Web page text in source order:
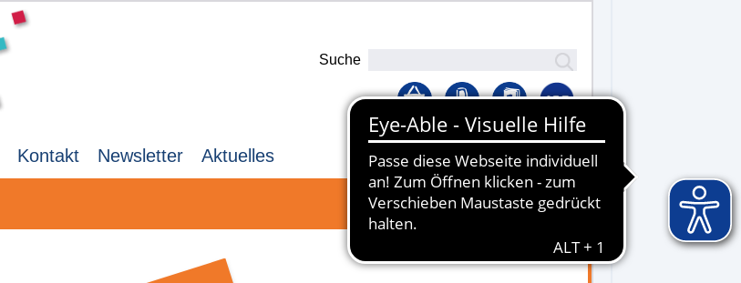
Suche
Kontakt Newsletter Aktuelles Lernplattform